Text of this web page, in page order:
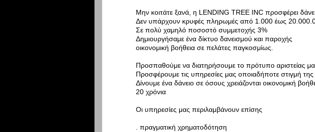
Μην κοιτάτε ξανά, η LENDING TREE INC προσφέρει
Δεν υπάρχουν κρυφές πληρωμές από 1.000 έως
Σε πολύ χαμηλό ποσοστό συμμετοχής 3%
Δημιουργήσαμε ένα δίκτυο δανεισμού και παροχής
οικονομική βοήθεια σε πελάτες παγκοσμίως.
Προσπαθούμε να διατηρήσουμε το πρότυπο αριστείας
Προσφέρουμε τις υπηρεσίες μας οποιαδήποτε στιγμή
Δίνουμε ένα δάνειο σε όσους χρειάζονται οικονομική
20 χρόνια
Οι υπηρεσίες μας περιλαμβάνουν επίσης
. πραγματική χρηματοδότηση